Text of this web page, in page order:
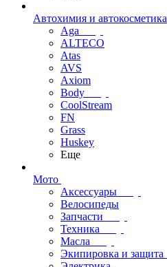
Автохимия и автокосметика
Aga
ALTECO
Atas
AVS
Axiom
Body
CoolStream
FN
Grass
Huskey
Еще
Мото
Аксессуары
Велосипеды
Запчасти
Техника
Масла
Экипировка и защита